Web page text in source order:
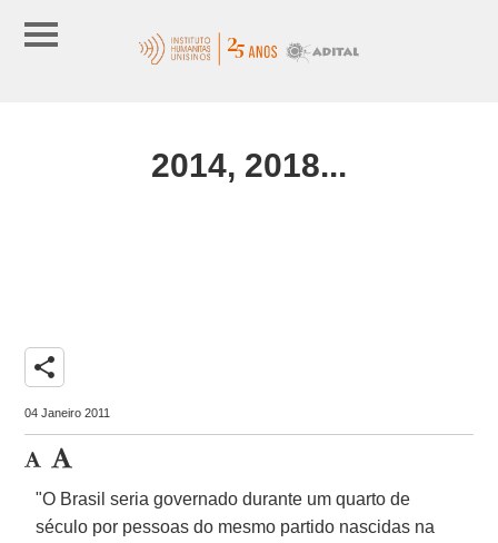
2014, 2018...
share
04 Janeiro 2011
"O Brasil seria governado durante um quarto de
século por pessoas do mesmo partido nascidas na